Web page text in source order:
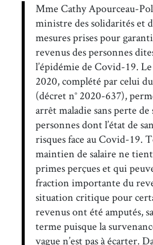
Mme Cathy Apourceau-
ministre des solidarités et
mesures prises pour
revenus des personnes
l’épidémie de Covid-19.
2020, complété par celui
(décret n° 2020-637),
arrêt maladie sans perte de
personnes dont l’état de
risques face au Covid-19.
maintien de salaire ne
primes perçues et qui
fraction importante du
situation critique pour
revenus ont été amputés,
terme puisque la
vague n’est pas à écarter.